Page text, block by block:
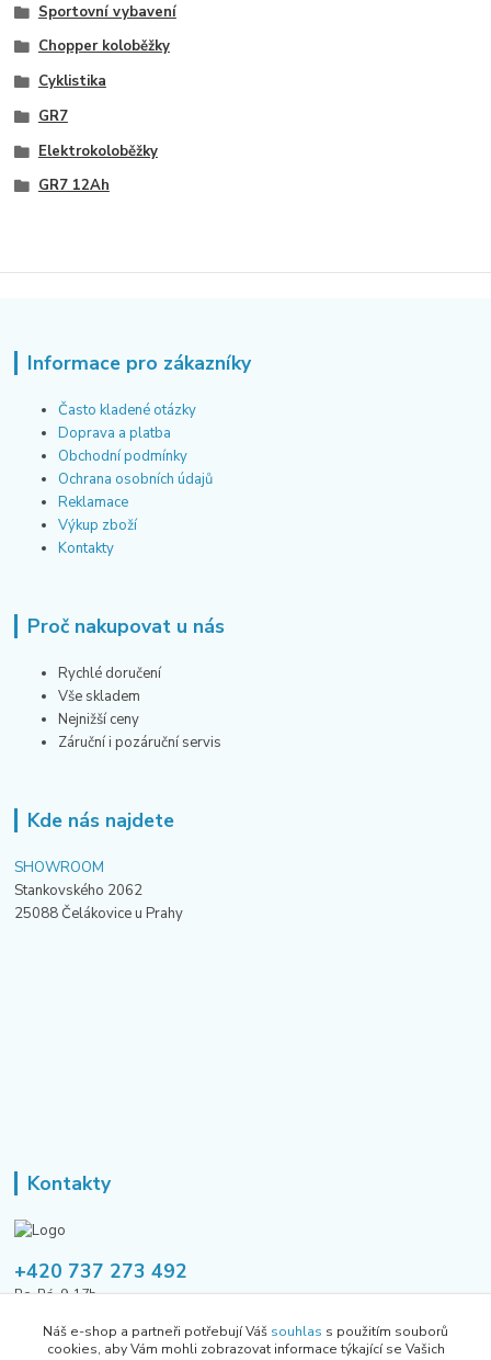
Sportovní vybavení
Chopper koloběžky
Cyklistika
GR7
Elektrokoloběžky
GR7 12Ah
Informace pro zákazníky
Často kladené otázky
Doprava a platba
Obchodní podmínky
Ochrana osobních údajů
Reklamace
Výkup zboží
Kontakty
Proč nakupovat u nás
Rychlé doručení
Vše skladem
Nejnižší ceny
Záruční i pozáruční servis
Kde nás najdete
SHOWROOM
Stankovského 2062
25088 Čelákovice u Prahy
Kontakty
+420 737 273 492
Po-Pá, 9-17h
tusavmanagement@gmail.com
Náš e-shop a partneři potřebují Váš souhlas s použitím souborů
cookies, aby Vám mohli zobrazovat informace týkající se Vašich